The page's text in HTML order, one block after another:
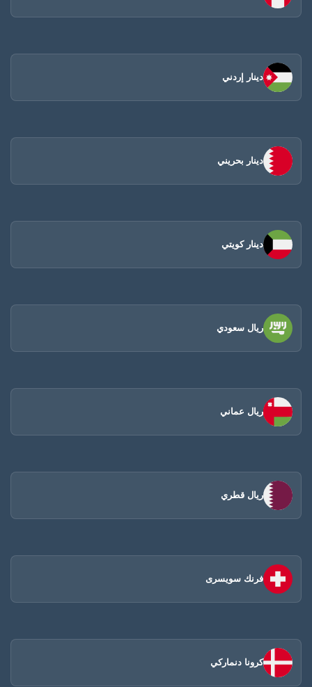
دينار إردني
دينار بحريني
دينار كويتي
ريال سعودي
ريال عماني
ريال قطري
فرنك سويسرى
كرونا دنماركي